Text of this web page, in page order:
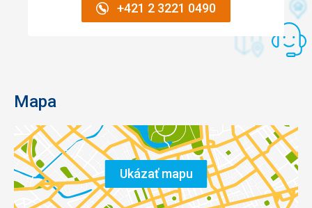
+421 2 3221 0490
Mapa
Ukázať mapu